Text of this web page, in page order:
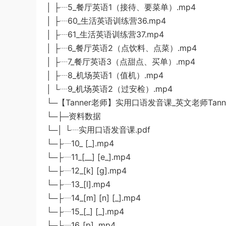
│ ├┈5_餐厅英语1（接待、要菜单）.mp4
│ ├┈60_生活英语训练营36.mp4
│ ├┈61_生活英语训练营37.mp4
│ ├┈6_餐厅英语2（点饮料、点菜）.mp4
│ ├┈7_餐厅英语3（点甜点、买单）.mp4
│ ├┈8_机场英语1（值机）.mp4
│ └┈9_机场英语2（过安检）.mp4
└─【Tanner老师】实用口语发音课_英文老师
└─├─资料数据
└─│ └┈实用口语发音课.pdf
└─├┈10_ [_].mp4
└─├┈11_[__] [e_].mp4
└─├┈12_[k] [g].mp4
└─├┈13_[l].mp4
└─├┈14_[m] [n] [_].mp4
└─├┈15_[_] [_].mp4